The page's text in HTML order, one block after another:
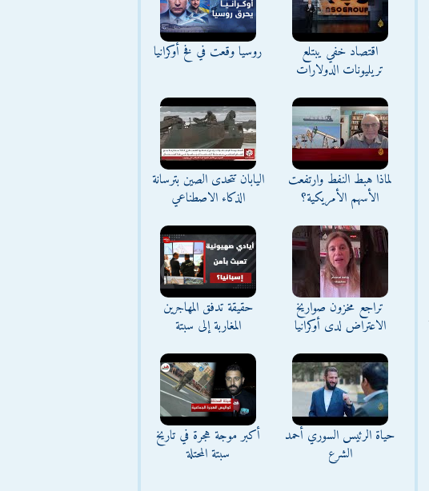
اقتصاد خفي يبتلع
تريليونات الدولارات
روسيا وقعت في فخ أوكرانيا
لماذا هبط النفط وارتفعت
الأسهم الأمريكية؟
اليابان تتحدى الصين بترسانة
الذكاء الاصطناعي
تراجع مخزون صواريخ
الاعتراض لدى أوكرانيا
حقيقة تدفق المهاجرين
المغاربة إلى سبتة
حياة الرئيس السوري أحمد
الشرع
أكبر موجة هجرة في تاريخ
سبتة المحتلة